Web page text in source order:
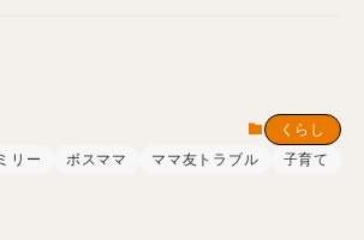
くらし
リー ボスママ ママ友トラブル 子育て